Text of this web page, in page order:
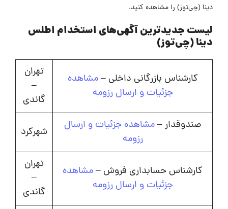
دینا (چی‌توز) را مشاهده کنید.
لیست جدیدترین آگهی‌های استخدام اطلس
دینا (چی‌توز)
کارشناس بازرگانی داخلی –مشاهده
جزئیات و ارسال رزومه
تهران
–
گاندی
صندوقدار –مشاهده جزئیات و ارسال
رزومه
شهرکرد
کارشناس حسابداری فروش –مشاهده
جزئیات و ارسال رزومه
تهران
–
گاندی